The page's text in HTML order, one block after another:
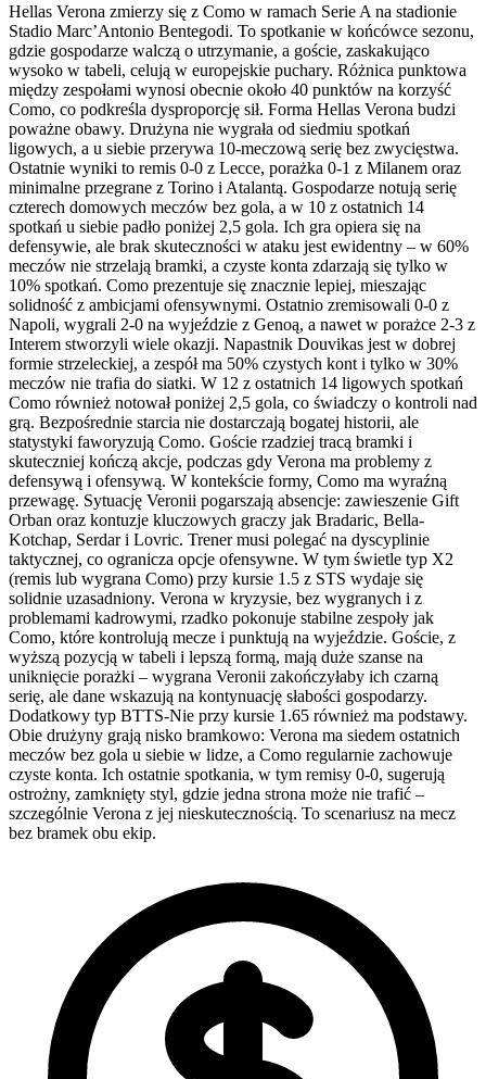
Hellas Verona zmierzy się z Como w ramach Serie A na stadionie
Stadio Marc’Antonio Bentegodi. To spotkanie w końcówce sezonu,
gdzie gospodarze walczą o utrzymanie, a goście, zaskakująco
wysoko w tabeli, celują w europejskie puchary. Różnica punktowa
między zespołami wynosi obecnie około 40 punktów na korzyść
Como, co podkreśla dysproporcję sił. Forma Hellas Verona budzi
poważne obawy. Drużyna nie wygrała od siedmiu spotkań
ligowych, a u siebie przerywa 10-meczową serię bez zwycięstwa.
Ostatnie wyniki to remis 0-0 z Lecce, porażka 0-1 z Milanem oraz
minimalne przegrane z Torino i Atalantą. Gospodarze notują serię
czterech domowych meczów bez gola, a w 10 z ostatnich 14
spotkań u siebie padło poniżej 2,5 gola. Ich gra opiera się na
defensywie, ale brak skuteczności w ataku jest ewidentny – w 60%
meczów nie strzelają bramki, a czyste konta zdarzają się tylko w
10% spotkań. Como prezentuje się znacznie lepiej, mieszając
solidność z ambicjami ofensywnymi. Ostatnio zremisowali 0-0 z
Napoli, wygrali 2-0 na wyjeździe z Genoą, a nawet w porażce 2-3 z
Interem stworzyli wiele okazji. Napastnik Douvikas jest w dobrej
formie strzeleckiej, a zespół ma 50% czystych kont i tylko w 30%
meczów nie trafia do siatki. W 12 z ostatnich 14 ligowych spotkań
Como również notował poniżej 2,5 gola, co świadczy o kontroli nad
grą. Bezpośrednie starcia nie dostarczają bogatej historii, ale
statystyki faworyzują Como. Goście rzadziej tracą bramki i
skuteczniej kończą akcje, podczas gdy Verona ma problemy z
defensywą i ofensywą. W kontekście formy, Como ma wyraźną
przewagę. Sytuację Veronii pogarszają absencje: zawieszenie Gift
Orban oraz kontuzje kluczowych graczy jak Bradaric, Bella-
Kotchap, Serdar i Lovric. Trener musi polegać na dyscyplinie
taktycznej, co ogranicza opcje ofensywne. W tym świetle typ X2
(remis lub wygrana Como) przy kursie 1.5 z STS wydaje się
solidnie uzasadniony. Verona w kryzysie, bez wygranych i z
problemami kadrowymi, rzadko pokonuje stabilne zespoły jak
Como, które kontrolują mecze i punktują na wyjeździe. Goście, z
wyższą pozycją w tabeli i lepszą formą, mają duże szanse na
uniknięcie porażki – wygrana Veronii zakończyłaby ich czarną
serię, ale dane wskazują na kontynuację słabości gospodarzy.
Dodatkowy typ BTTS-Nie przy kursie 1.65 również ma podstawy.
Obie drużyny grają nisko bramkowo: Verona ma siedem ostatnich
meczów bez gola u siebie w lidze, a Como regularnie zachowuje
czyste konta. Ich ostatnie spotkania, w tym remisy 0-0, sugerują
ostrożny, zamknięty styl, gdzie jedna strona może nie trafić –
szczególnie Verona z jej nieskutecznością. To scenariusz na mecz
bez bramek obu ekip.